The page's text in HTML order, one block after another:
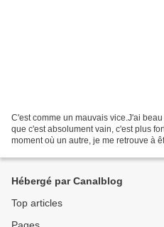
C'est comme un mauvais vice.J'ai
que c'est absolument vain, c'est plus
moment où un autre, je me retrouve à
Hébergé par Canalblog
Top articles